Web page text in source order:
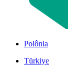
Polônia
Türkiye